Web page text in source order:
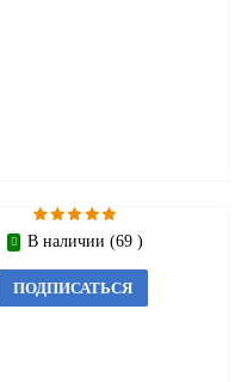
В наличии (69 )
ПОДПИСАТЬСЯ